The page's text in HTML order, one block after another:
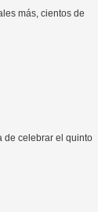
más, cientos de
de celebrar el quinto